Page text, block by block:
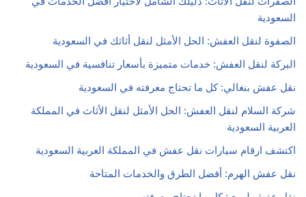
السعودية
الصفوة لنقل العفش: الحل الأمثل لنقل أثاثك في السعودية
البركة لنقل العفش: خدمات متميزة بأسعار تنافسية في السعودية
نقل عفش بنغالي: كل ما تحتاج معرفته في السعودية
شركة السلام لنقل العفش: الحل الأمثل لنقل الأثاث في المملكة
العربية السعودية
اكتشف ارقام سيارات نقل عفش في المملكة العربية السعودية
نقل عفش الهرم: أفضل الطرق والخدمات المتاحة